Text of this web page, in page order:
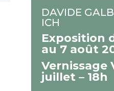
DAVIDE
ICH
Exposition
au 7 août
Vernissage
juillet – 18h